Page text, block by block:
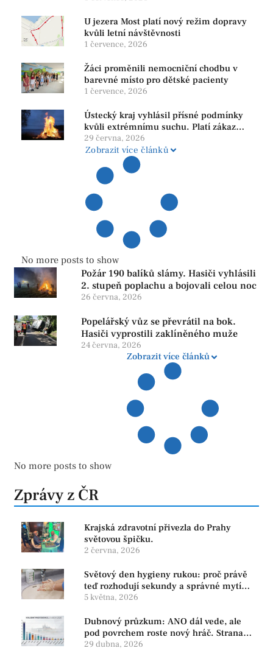
U jezera Most platí nový režim dopravy
kvůli letní návštěvnosti
1 července, 2026
Žáci proměnili nemocniční chodbu v
barevné místo pro dětské pacienty
1 července, 2026
Ústecký kraj vyhlásil přísné podmínky
kvůli extrémnímu suchu. Platí zákaz
ohňů i pyrotechniky
29 června, 2026
Zobrazit více článků
No more posts to show
Požár 190 balíků slámy. Hasiči vyhlásili
2. stupeň poplachu a bojovali celou noc
26 června, 2026
Popelářský vůz se převrátil na bok.
Hasiči vyprostili zaklíněného muže
24 června, 2026
Zobrazit více článků
No more posts to show
Zprávy z ČR
Krajská zdravotní přivezla do Prahy
světovou špičku.
2 června, 2026
Světový den hygieny rukou: proč právě
teď rozhodují sekundy a správné mytí
rukou
5 května, 2026
Dubnový průzkum: ANO dál vede, ale
pod povrchem roste nový hráč. Strana
PRO se drží nejvýš mezi menšími
29 dubna, 2026